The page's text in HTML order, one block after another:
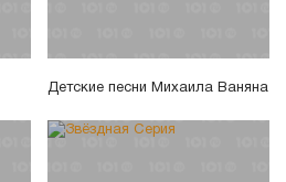
Детские песни Михаила Ваняна